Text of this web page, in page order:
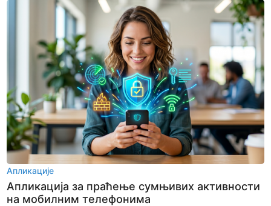
Апликације
Апликација за праћење сумњивих активности
на мобилним телефонима